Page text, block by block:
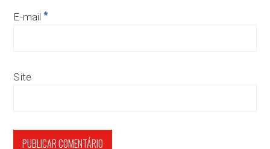
E-mail *
Site